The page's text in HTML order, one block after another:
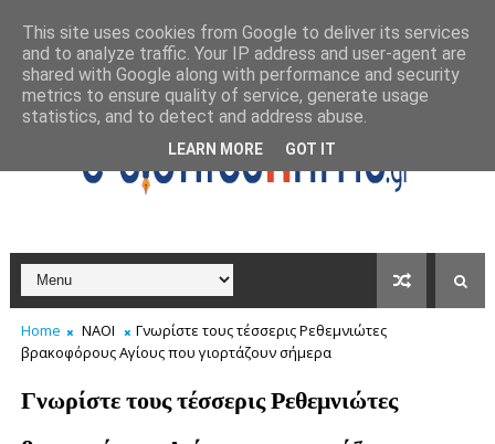
Home ΝΑΟΙ
Γνωρίστε τους τέσσερις Ρεθεμνιώτες
βρακοφόρους Αγίους που γιορτάζουν σήμερα
Γνωρίστε τους τέσσερις Ρεθεμνιώτες
This site uses cookies from Google to deliver its services
and to analyze traffic. Your IP address and user-agent are
shared with Google along with performance and security
metrics to ensure quality of service, generate usage
statistics, and to detect and address abuse.
LEARN MORE GOT IT